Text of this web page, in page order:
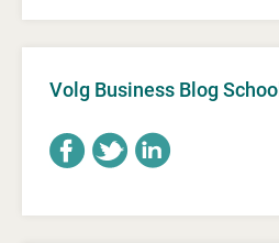
Volg Business Blog School